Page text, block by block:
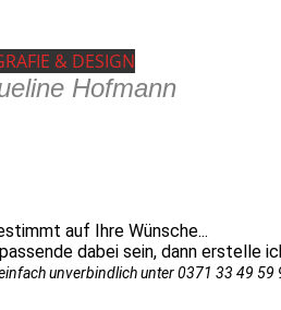
IE & DESIGN
Hofmann
auf Ihre Wünsche...
dabei sein, dann erstelle
unverbindlich unter 0371 33 49 59